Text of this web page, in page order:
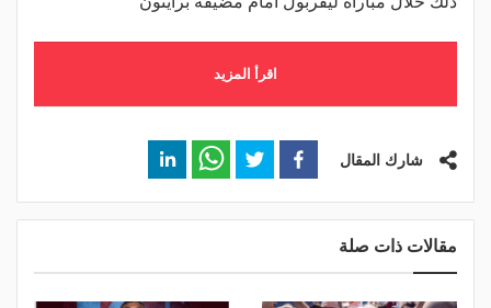
اقرأ المزيد
شارك المقال
مقالات ذات صلة